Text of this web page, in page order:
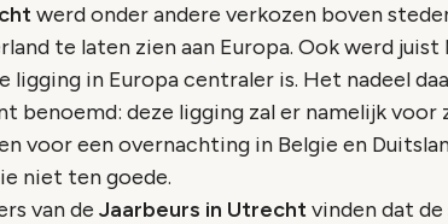
werd onder andere verkozen boven
te laten zien aan Europa. Ook werd
ligging in Europa centraler is. Het nadeel
benoemd: deze ligging zal er namelijk voor
voor een overnachting in Belgie en
niet ten goede.
van de Jaarbeurs in Utrechtvinden dat